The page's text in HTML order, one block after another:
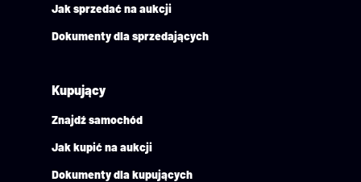
Jak sprzedać na aukcji
Dokumenty dla sprzedających
Kupujący
Znajdź samochód
Jak kupić na aukcji
Dokumenty dla kupujących